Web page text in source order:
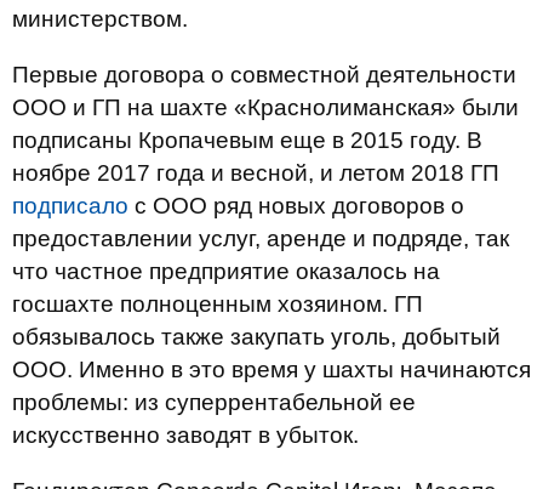
министерством.
Первые договора о совместной деятельности
ООО и ГП на шахте «Краснолиманская» были
подписаны Кропачевым еще в 2015 году. В
ноябре 2017 года и весной, и летом 2018 ГП
подписало с ООО ряд новых договоров о
предоставлении услуг, аренде и подряде, так
что частное предприятие оказалось на
госшахте полноценным хозяином. ГП
обязывалось также закупать уголь, добытый
ООО. Именно в это время у шахты начинаются
проблемы: из суперрентабельной ее
искусственно заводят в убыток.